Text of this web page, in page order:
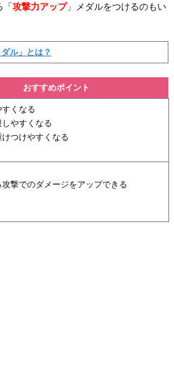
攻撃力アップ」メダルをつけるのもい
ダル」とは？
おすすめポイント
くなる
やすくなる
つけやすくなる
撃でのダメージをアップできる